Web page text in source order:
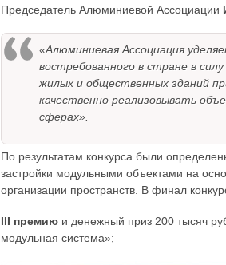
Председатель Алюминиевой Ассоциации
«Алюминиевая Ассоциация
востребованного в стране в
жилых и общественных зданий
качественно реализовывать
сферах».
По результатам конкурса были
застройки модульными объектами на
организации пространств. В финал
III премию и денежный приз 200 тысяч
модульная система»;